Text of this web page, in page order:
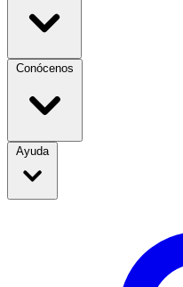
Conócenos
Ayuda